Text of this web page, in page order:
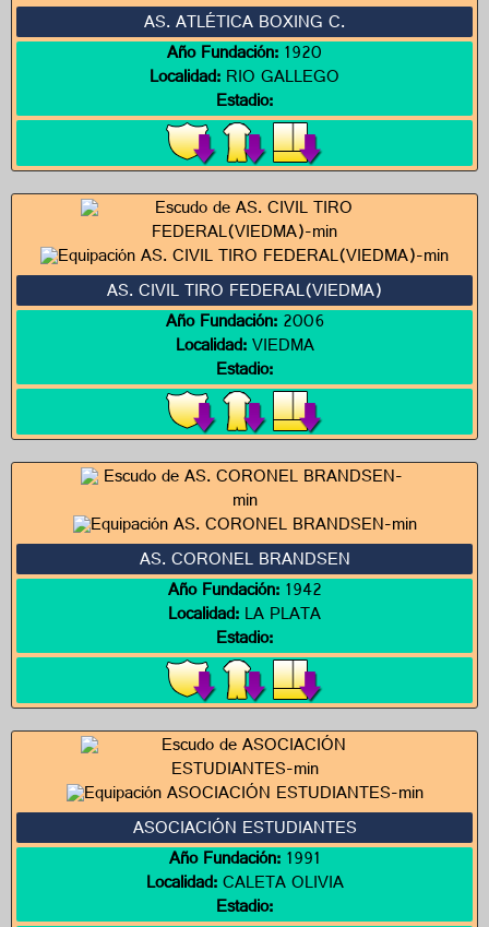
AS. ATLÉTICA BOXING C.
Año Fundación:1920
Localidad:RIO GALLEGO
Estadio:
AS. CIVIL TIRO FEDERAL(VIEDMA)
Año Fundación:2006
Localidad:VIEDMA
Estadio:
AS. CORONEL BRANDSEN
Año Fundación:1942
Localidad:LA PLATA
Estadio:
ASOCIACIÓN ESTUDIANTES
Año Fundación:1991
Localidad:CALETA OLIVIA
Estadio: